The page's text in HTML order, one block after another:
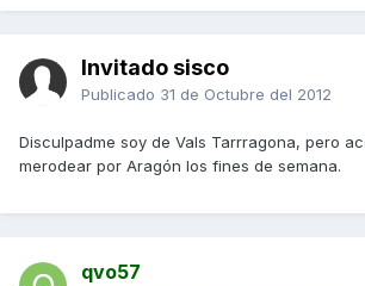
Invitado sisco
Publicado 31 de Octubre del 2012
Disculpadme soy de Vals Tarrragona, pero
merodear por Aragón los fines de semana.
qvo57